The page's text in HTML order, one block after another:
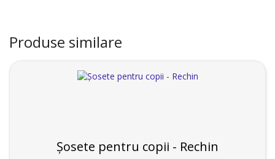
Produse similare
Șosete pentru copii - Rechin